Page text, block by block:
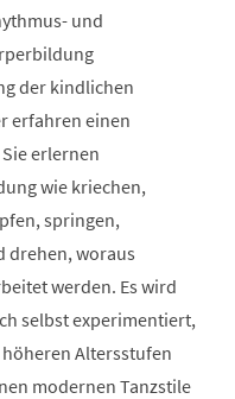
und
der kindlichen
erfahren einen
erlernen
wie kriechen,
springen,
drehen, woraus
werden. Es wird
selbst experimentiert,
Altersstufen
modernen Tanzstile